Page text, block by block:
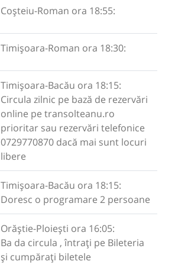
Coșteiu-Roman ora 18:55:
Timișoara-Roman ora 18:30:
Timișoara-Bacău ora 18:15:
Circula zilnic pe bază de rezervări
online pe transolteanu.ro
prioritar sau rezervări telefonice
0729770870 dacă mai sunt locuri
libere
Timișoara-Bacău ora 18:15:
Doresc o programare 2 persoane
Orăștie-Ploiești ora 16:05:
Ba da circula , întrați pe Bileteria
și cumpărați biletele